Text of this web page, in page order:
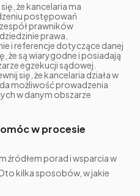
że kancelaria ma
postępowań
prawników
prawa.
i referencje dotyczące danej
że są wiarygodne i posiadają
egzekucji sądowej.
się, że kancelaria działa w
możliwość prowadzenia
w danym obszarze
w procesie
źródłem porad i wsparcia w
kilka sposobów, w jakie